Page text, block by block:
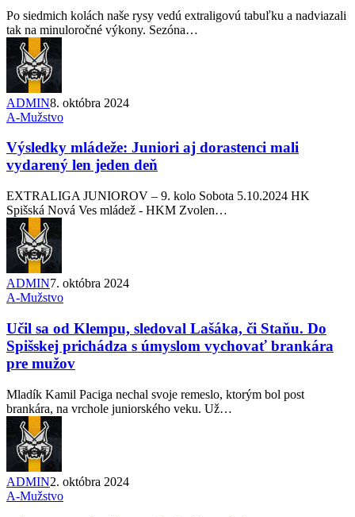
Po siedmich kolách naše rysy vedú extraligovú tabuľku a nadviazali
tak na minuloročné výkony. Sezóna…
ADMIN8. októbra 2024
A-Mužstvo
Výsledky mládeže: Juniori aj dorastenci mali
vydarený len jeden deň
EXTRALIGA JUNIOROV – 9. kolo Sobota 5.10.2024 HK
Spišská Nová Ves mládež - HKM Zvolen…
ADMIN7. októbra 2024
A-Mužstvo
Učil sa od Klempu, sledoval Lašáka, či Staňu. Do
Spišskej prichádza s úmyslom vychovať brankára
pre mužov
Mladík Kamil Paciga nechal svoje remeslo, ktorým bol post
brankára, na vrchole juniorského veku. Už…
ADMIN2. októbra 2024
A-Mužstvo